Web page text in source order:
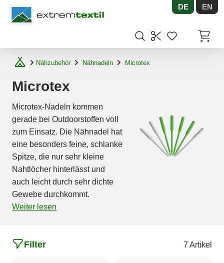
Shopware DE EN
Nähzubehör Nähnadeln Microtex
Microtex
Microtex-Nadeln kommen
gerade bei Outdoorstoffen voll
zum Einsatz. Die Nähnadel hat
eine besonders feine, schlanke
Spitze, die nur sehr kleine
Nahtlöcher hinterlässt und
auch leicht durch sehr dichte
Gewebe durchkommt.
Weiter lesen
Filter 7 Artikel